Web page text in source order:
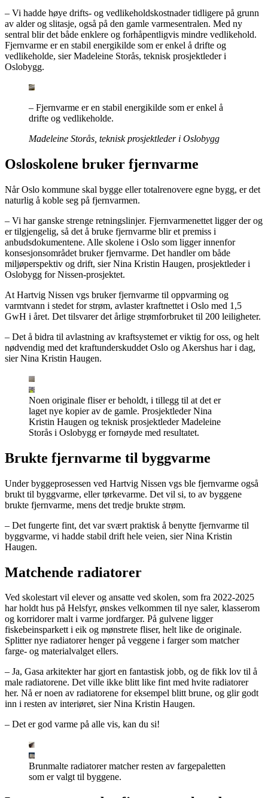
– Vi hadde høye drifts- og vedlikeholdskostnader tidligere på grunn
av alder og slitasje, også på den gamle varmesentralen. Med ny
sentral blir det både enklere og forhåpentligvis mindre vedlikehold.
Fjernvarme er en stabil energikilde som er enkel å drifte og
vedlikeholde, sier Madeleine Storås, teknisk prosjektleder i
Oslobygg.
– Fjernvarme er en stabil energikilde som er enkel å
drifte og vedlikeholde.
Madeleine Storås, teknisk prosjektleder i Oslobygg
Osloskolene bruker fjernvarme
Når Oslo kommune skal bygge eller totalrenovere egne bygg, er det
naturlig å koble seg på fjernvarmen.
– Vi har ganske strenge retningslinjer. Fjernvarmenettet ligger der og
er tilgjengelig, så det å bruke fjernvarme blir et premiss i
anbudsdokumentene. Alle skolene i Oslo som ligger innenfor
konsesjonsområdet bruker fjernvarme. Det handler om både
miljøperspektiv og drift, sier Nina Kristin Haugen, prosjektleder i
Oslobygg for Nissen-prosjektet.
At Hartvig Nissen vgs bruker fjernvarme til oppvarming og
varmtvann i stedet for strøm, avlaster kraftnettet i Oslo med 1,5
GwH i året. Det tilsvarer det årlige strømforbruket til 200 leiligheter.
– Det å bidra til avlastning av kraftsystemet er viktig for oss, og helt
nødvendig med det kraftunderskuddet Oslo og Akershus har i dag,
sier Nina Kristin Haugen.
Noen originale fliser er beholdt, i tillegg til at det er
laget nye kopier av de gamle. Prosjektleder Nina
Kristin Haugen og teknisk prosjektleder Madeleine
Storås i Oslobygg er fornøyde med resultatet.
Brukte fjernvarme til byggvarme
Under byggeprosessen ved Hartvig Nissen vgs ble fjernvarme også
brukt til byggvarme, eller tørkevarme. Det vil si, to av byggene
brukte fjernvarme, mens det tredje brukte strøm.
– Det fungerte fint, det var svært praktisk å benytte fjernvarme til
byggvarme, vi hadde stabil drift hele veien, sier Nina Kristin
Haugen.
Matchende radiatorer
Ved skolestart vil elever og ansatte ved skolen, som fra 2022-2025
har holdt hus på Helsfyr, ønskes velkommen til nye saler, klasserom
og korridorer malt i varme jordfarger. På gulvene ligger
fiskebeinsparkett i eik og mønstrete fliser, helt like de originale.
Splitter nye radiatorer henger på veggene i farger som matcher
farge- og materialvalget ellers.
– Ja, Gasa arkitekter har gjort en fantastisk jobb, og de fikk lov til å
male radiatorene. Det ville ikke blitt like fint med hvite radiatorer
her. Nå er noen av radiatorene for eksempel blitt brune, og glir godt
inn i resten av interiøret, sier Nina Kristin Haugen.
– Det er god varme på alle vis, kan du si!
Brunmalte radiatorer matcher resten av fargepaletten
som er valgt til byggene.